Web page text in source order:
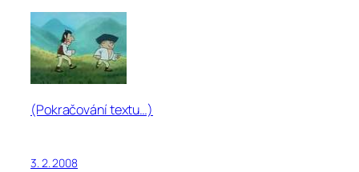
(Pokračování textu…)
3. 2. 2008